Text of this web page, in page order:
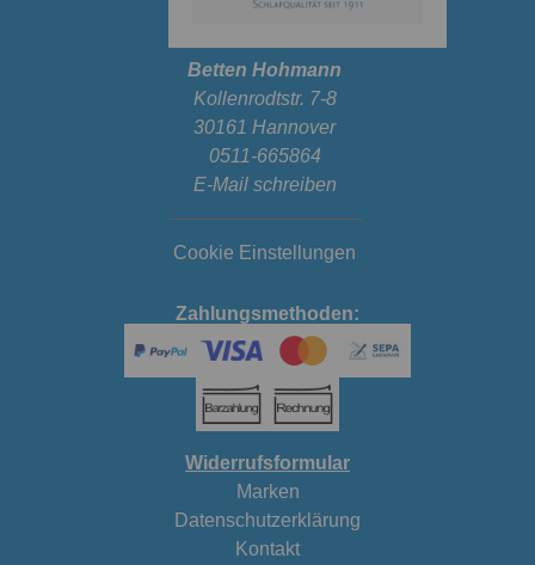
Betten Hohmann
Kollenrodtstr. 7-8
30161 Hannover
0511-665864
E-Mail schreiben
Cookie Einstellungen
Zahlungsmethoden:
Widerrufsformular
Marken
Datenschutzerklärung
Kontakt